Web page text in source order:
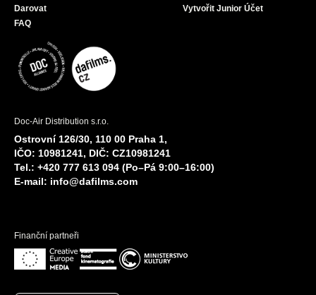
Darovat
FAQ
Vytvořit Junior Účet
Doc-Air Distribution s.r.o.
Ostrovní 126/30, 110 00 Praha 1,
IČO: 10981241, DIČ: CZ10981241
Tel.: +420 777 613 094 (Po–Pá 9:00–16:00)
E-mail: info@dafilms.com
Finanční partneři